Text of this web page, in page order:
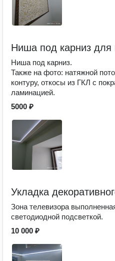
Ниша под карниз для
Ниша под карниз.
Также на фото: натяжной
контуру, откосы из ГКЛ с
ламинацией.
5000 ₽
Укладка
Зона телевизора
светодиодной подсветкой.
10 000 ₽